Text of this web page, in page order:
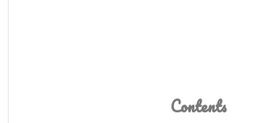
Contents